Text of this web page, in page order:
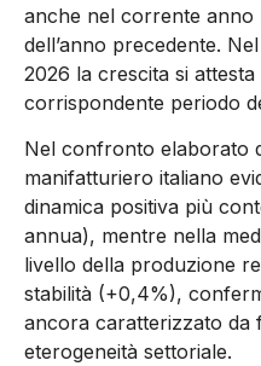
anche nel corrente anno
dell’anno precedente.
2026 la crescita si
corrispondente periodo
Nel confronto elaborato
manifatturiero italiano
dinamica positiva più
annua), mentre nella
livello della produzione
stabilità (+0,4%),
ancora caratterizzato da
eterogeneità settoriale.